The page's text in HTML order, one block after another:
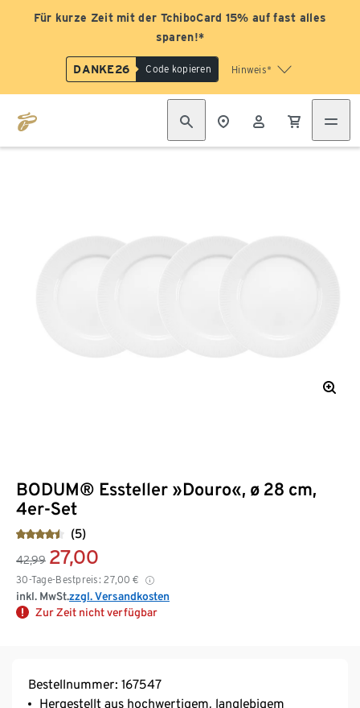
Für kurze Zeit mit der TchiboCard 15% auf fast alles
sparen!*
DANKE26 Code kopieren Hinweis*
BODUM® Essteller »Douro«, ø 28 cm,
4er-Set
(5)
42,99 27,00
30-Tage-Bestpreis: 27,00 €
inkl. MwSt.zzgl. Versandkosten
Zur Zeit nicht verfügbar
Bestellnummer: 167547
Hergestellt aus hochwertigem, langlebigem